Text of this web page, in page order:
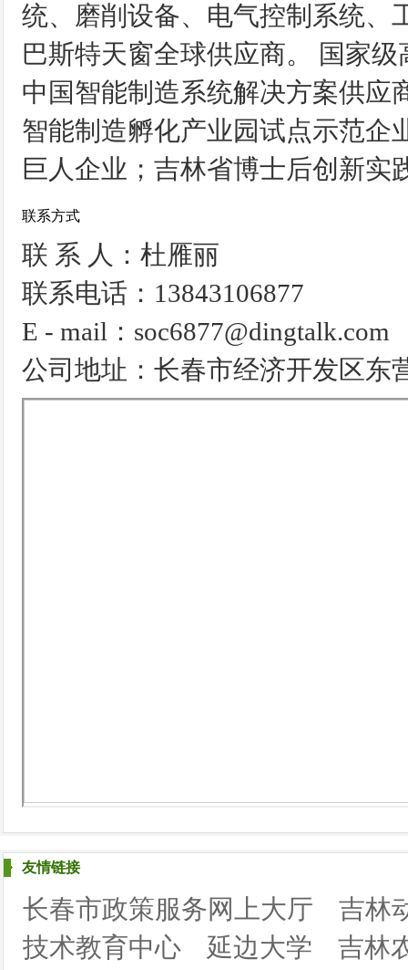
统、磨削设备、电气控制系统、
巴斯特天窗全球供应商。 国家
中国智能制造系统解决方案供应
智能制造孵化产业园试点示范企
巨人企业；吉林省博士后创新实
联系方式
联 系 人：杜雁丽
联系电话：13843106877
E - mail：soc6877@dingtalk.com
公司地址：长春市经济开发区东
友情链接
长春市政策服务网上大厅
吉林
技术教育中心
延边大学
吉林